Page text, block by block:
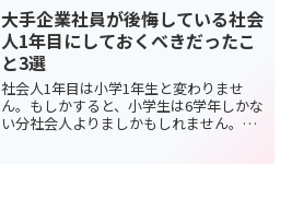
ませんが、内定をもらった際に就職した
ことがないとどのような切...
大手企業社員が後悔している社会
人1年目にしておくべきだったこ
と3選
社会人1年目は小学1年生と変わりませ
ん。もしかすると、小学生は6学年しかな
い分社会人よりましかもしれません。な